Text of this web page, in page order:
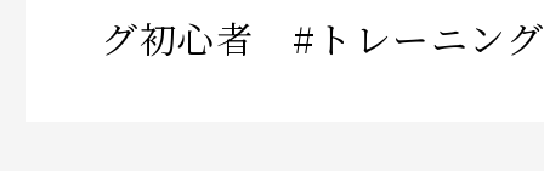
グ初心者 #トレーニン